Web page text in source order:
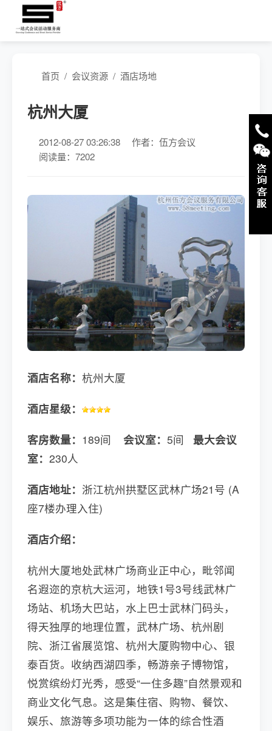
首页 / 会议资源 / 酒店场地
杭州大厦
2012-08-27 03:26:38
作者：伍方会议
阅读量：7202
酒店名称： 杭州大厦
酒店星级：
客房数量： 189间 会议室： 5间 最大会议
室： 230人
酒店地址： 浙江杭州拱墅区武林广场21号 (A
座7楼办理入住)
酒店介绍：
杭州大厦地处武林广场商业正中心，毗邻闻
名遐迩的京杭大运河，地铁1号3号线武林广
场站、机场大巴站，水上巴士武林门码头，
得天独厚的地理位置，武林广场、杭州剧
院、浙江省展览馆、杭州大厦购物中心、银
泰百货。收纳西湖四季，畅游亲子博物馆，
悦赏缤纷灯光秀，感受“一住多趣”自然景观和
商业文化气息。这是集住宿、购物、餐饮、
娱乐、旅游等多项功能为一体的综合性酒